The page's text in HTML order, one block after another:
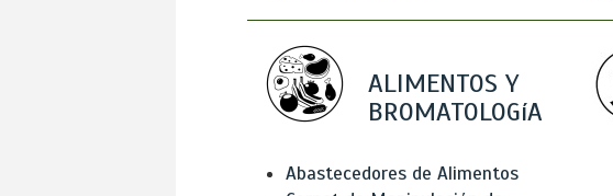
ALIMENTOS Y
BROMATOLOGíA
Abastecedores de Alimentos